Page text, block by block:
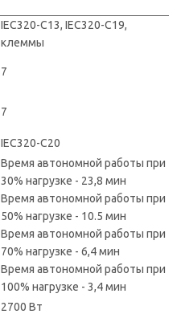
IEC320-C13, IEC320-C19,
клеммы
7
7
IEC320-C20
Время автономной работы при
30% нагрузке - 23,8 мин
Время автономной работы при
50% нагрузке - 10.5 мин
Время автономной работы при
70% нагрузке - 6,4 мин
Время автономной работы при
100% нагрузке - 3,4 мин
2700 Вт